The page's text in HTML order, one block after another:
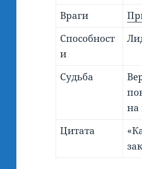
Враги
Способност
и
Судьба
на
Цитата